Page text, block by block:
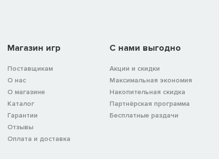
Магазин игр
Поставщикам
О нас
О магазине
Каталог
Гарантии
Отзывы
Оплата и доставка
C нами выгодно
Акции и скидки
Максимальная экономия
Накопительная скидка
Партнёрская программа
Бесплатные раздачи